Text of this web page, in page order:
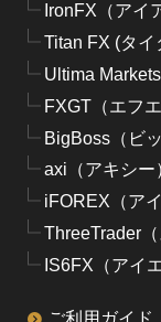
IronFX（アイ
Titan FX (タイ
Ultima
FXGT（エフ
BigBoss（ビ
axi（アキシー
iFOREX（ア
ThreeTrader（
IS6FX（アイ